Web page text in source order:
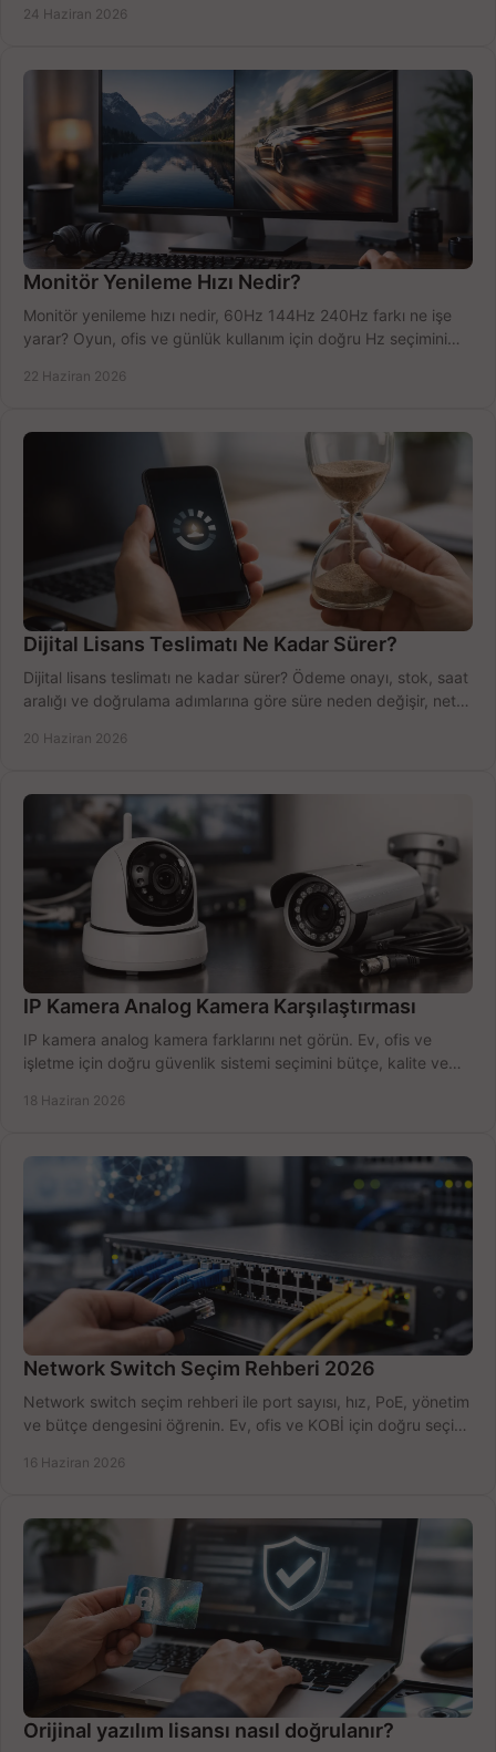
24 Haziran 2026
Monitör Yenileme Hızı Nedir?
Monitör yenileme hızı nedir, 60Hz 144Hz 240Hz farkı ne işe
yarar? Oyun, ofis ve günlük kullanım için doğru Hz seçimini
22 Haziran 2026
Dijital Lisans Teslimatı Ne Kadar Sürer?
Dijital lisans teslimatı ne kadar sürer? Ödeme onayı, stok, saat
aralığı ve doğrulama adımlarına göre süre neden değişir, net
20 Haziran 2026
IP Kamera Analog Kamera Karşılaştırması
IP kamera analog kamera farklarını net görün. Ev, ofis ve
işletme için doğru güvenlik sistemi seçimini bütçe, kalite ve
18 Haziran 2026
Network Switch Seçim Rehberi 2026
Network switch seçim rehberi ile port sayısı, hız, PoE, yönetim
ve bütçe dengesini öğrenin. Ev, ofis ve KOBİ için doğru seçimi
16 Haziran 2026
Orijinal yazılım lisansı nasıl doğrulanır?